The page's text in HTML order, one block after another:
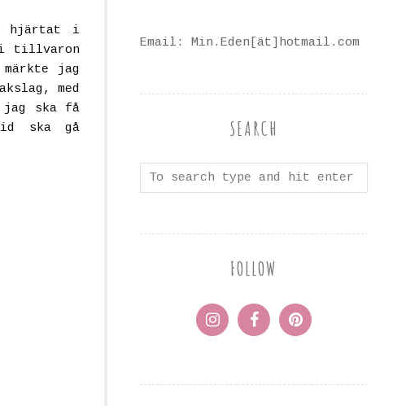
hjärtat i
i tillvaron
jag
med
jag ska få
ska gå
Email: Min.Eden[ät]hotmail.com
SEARCH
FOLLOW